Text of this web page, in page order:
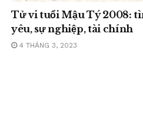
Tử vi tuổi Mậu Tý 2008:
yêu, sự nghiệp, tài chính
4 THÁNG 3, 2023